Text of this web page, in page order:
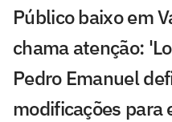
Público baixo em
chama atenção:
Pedro Emanuel
modificações para